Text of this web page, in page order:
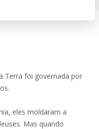
Terra foi governada por
eles moldaram a
Mas quando